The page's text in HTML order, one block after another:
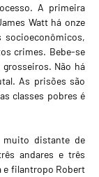
A primeira
Watt há onze
socioeconômicos,
crimes. Bebe-se
Não há
As prisões são
classes pobres é
muito distante de
andares e três
e filantropo Robert